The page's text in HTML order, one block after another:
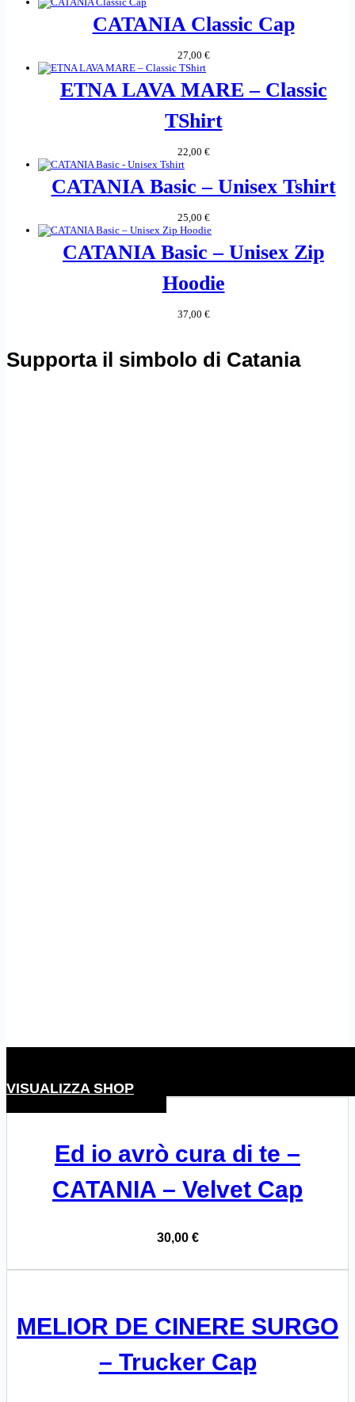
CATANIA Classic Cap
27,00 €
ETNA LAVA MARE – Classic
TShirt
22,00 €
CATANIA Basic – Unisex Tshirt
25,00 €
CATANIA Basic – Unisex Zip
Hoodie
37,00 €
Supporta il simbolo di Catania
VISUALIZZA SHOP
Ed io avrò cura di te –
CATANIA – Velvet Cap
30,00 €
MELIOR DE CINERE SURGO
– Trucker Cap